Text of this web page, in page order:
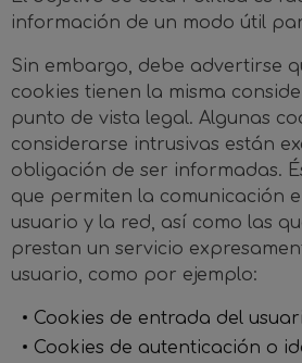
información de un modo útil
Sin embargo, debe advertirse
cookies tienen la misma
punto de vista legal. Algunas
considerarse intrusivas están
obligación de ser informadas.
que permiten la comunicación
usuario y la red, así como las
prestan un servicio
usuario, como por ejemplo:
Cookies de entrada del
Cookies de autenticación o